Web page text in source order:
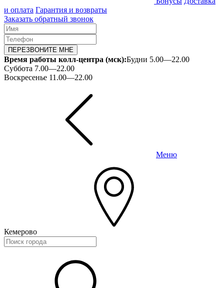
и оплата Гарантия и возвраты
Заказать обратный звонок
ПЕРЕЗВОНИТЕ МНЕ
Время работы колл-центра (мск):Будни 5.00—22.00
Суббота 7.00—22.00
Воскресенье 11.00—22.00
Меню
Кемерово